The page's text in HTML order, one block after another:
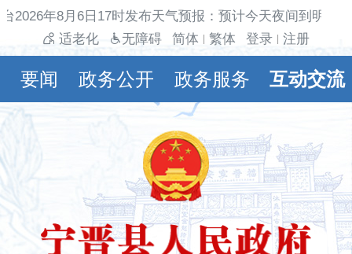
2026年8月6日17时发布天气预报：预计今天夜间到明天
适老化
无障碍 简体 繁体 登录 注册
要闻 政务公开 政务服务 互动交流